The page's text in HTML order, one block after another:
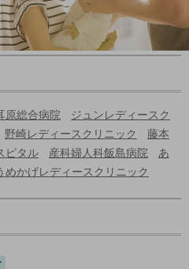
原総合病院
ジュンレディースク
野崎レディースクリニック
藤本
ピタル 産科婦人科飯島病院
あ
めかげレディースクリニック